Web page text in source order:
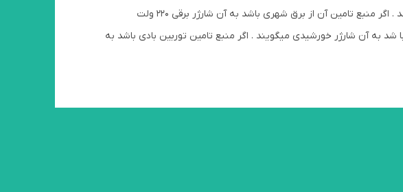
شارژر باتری 48 ولت و یا حتی شارژر باتری 220 ولت هم باشد . اگر منبع تامین آن از برق شهری باشد به آن شارژر برقی 220 ولت
به آن شارژر خورشیدی میگویند . اگر منبع تامین توربین بادی باشد به